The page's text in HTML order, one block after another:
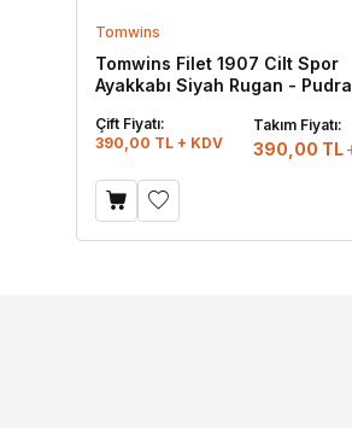
Tomwins
Tomwins Filet 1907 Cilt Spor
Ayakkabı Siyah Rugan - Pudra
Çift Fiyatı:
390,00 TL + KDV
Takım Fiyatı:
390,00 TL